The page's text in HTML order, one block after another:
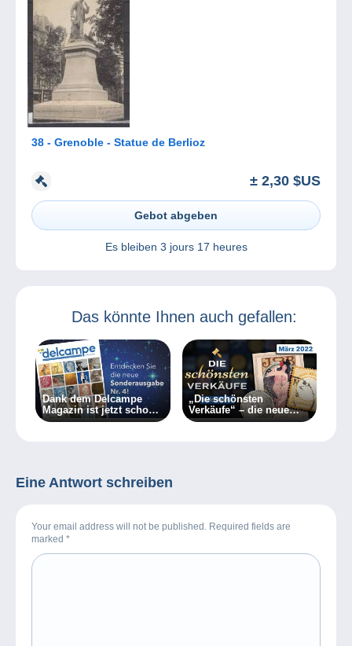
38 - Grenoble - Statue de Berlioz
± 2,30 $US
Gebot abgeben
Es bleiben 3 jours 17 heures
Das könnte Ihnen auch gefallen:
Dank dem Delcampe
Magazin ist jetzt schon
Weihnachten!
„Die schönsten
Verkäufe“ – die neue
Videoreihe von
Eine Antwort schreiben
Your email address will not be published. Required fields are
marked *